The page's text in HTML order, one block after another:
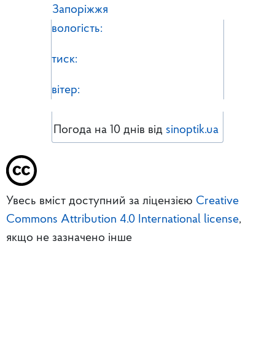
Запоріжжя
вологість:
тиск:
вітер:
Погода на 10 днів від sinoptik.ua
Увесь вміст доступний за ліцензією Creative
Commons Attribution 4.0 International license,
якщо не зазначено інше